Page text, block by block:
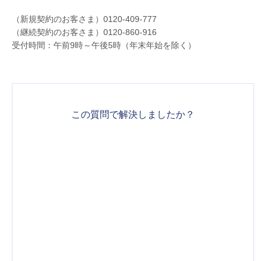
（新規契約のお客さま）0120-409-777
（継続契約のお客さま）0120-860-916
受付時間：午前9時～午後5時（年末年始を除く）
この質問で解決しましたか？